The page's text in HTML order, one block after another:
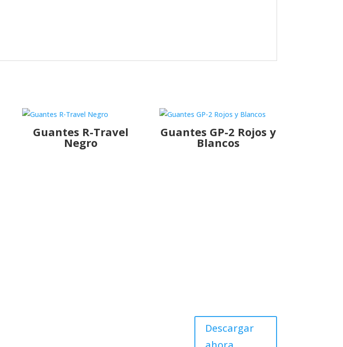
Guantes R-Travel
Negro
Guantes GP-2 Rojos y
Blancos
Descargar